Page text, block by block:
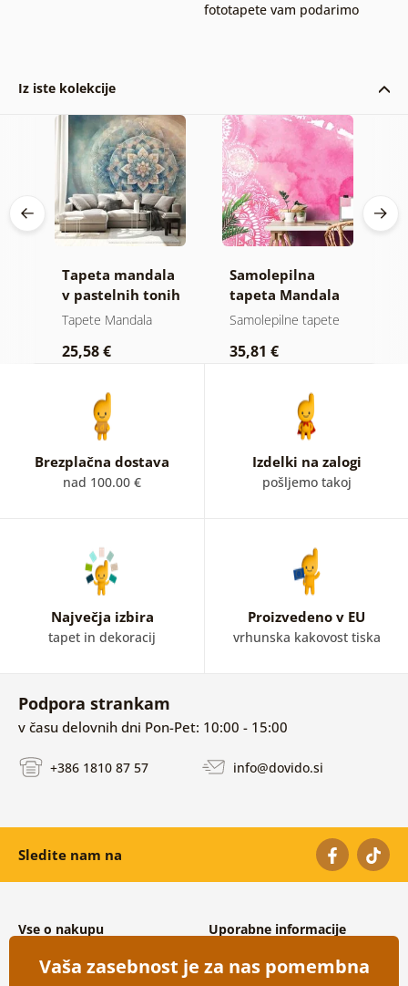
fototapete vam podarimo
Iz iste kolekcije
Tapeta mandala
v pastelnih tonih
Tapete Mandala
25,58 €
Samolepilna
tapeta Mandala
rožnati akvarel
Samolepilne tapete
35,81 €
Brezplačna dostava
nad 100.00 €
Izdelki na zalogi
pošljemo takoj
Največja izbira
tapet in dekoracij
Proizvedeno v EU
vrhunska kakovost tiska
Podpora strankam
v času delovnih dni Pon-Pet: 10:00 - 15:00
+386 1810 87 57 info@dovido.si
Sledite nam na
Vse o nakupu
Splošni in reklamacijski pogoji
Varovanje osebnih podatkov
Uporabne informacije
Pogosto zastavljena vprašanja
Vaša zasebnost je za nas pomembna